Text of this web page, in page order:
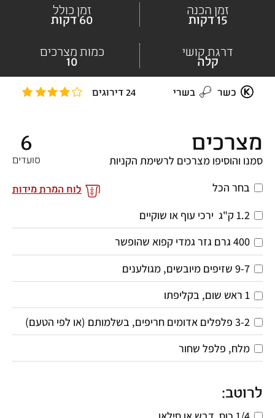
כשר בשרי 24 דירוגים
זמן הכנה
15 דקות
זמן כולל
60 דקות
דרגת קושי
קלה
כמות מצרכים
10
מצרכים 6
סועדים
לוח המרת מידות
סמנו והוסיפו מצרכים לרשימת הקניות
בחר הכל
1.2ק"ג ירכי עוף או שוקיים
400 גרם גזר גמדי קפוא שהופשר
9-7 שזיפים מיובשים, מגולענים
1 ראש שום, בקליפתו
3-2 פלפלים אדומים חריפים, בשלמותם (או לפי הטעם)
מלח, פלפל שחור
לרוטב: